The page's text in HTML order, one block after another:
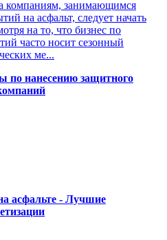
компаниям, занимающимся
на асфальт, следует начать
на то, что бизнес по
часто носит сезонный
ме...
по нанесению защитного
асфальте - Лучшие